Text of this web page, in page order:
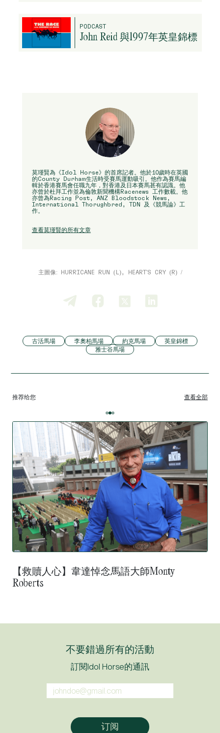
PODCAST
John Reid 與1997年英皇錦標
莫瑾賢為《Idol Horse》的首席記者。他於10歲時在英國
的County Durham生活時受賽馬運動吸引。他作為賽馬編
輯於香港賽馬會任職九年，對香港及日本賽馬甚有認識。他
亦曾於杜拜工作並為倫敦新聞機構Racenews 工作數載。他
亦曾為Racing Post, ANZ Bloodstock News,
International Thorughbred, TDN 及《競馬論》工
作。
查看莫瑾賢的所有文章
主圖像: HURRICANE RUN (L), HEART'S CRY (R) /
古活馬場 李奧柏馬場 約克馬場
英皇錦標
雅士谷馬場
推荐给您 查看全部
【救贖人心】韋達悼念馬語大師Monty
Roberts
不要錯過所有的活動
訂閱Idol Horse的通訊